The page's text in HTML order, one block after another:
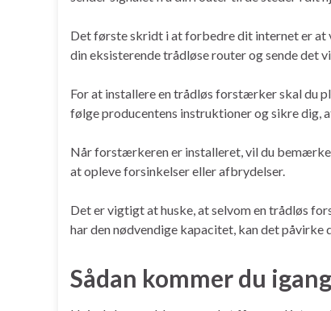
Det første skridt i at forbedre dit internet er
din eksisterende trådløse router og sende det
For at installere en trådløs forstærker skal du
følge producentens instruktioner og sikre
Når forstærkeren er installeret, vil du bemærke
at opleve forsinkelser eller afbrydelser.
Det er vigtigt at huske, at selvom en trådløs
har den nødvendige kapacitet, kan det
Sådan kommer du